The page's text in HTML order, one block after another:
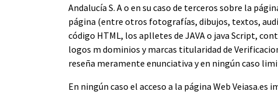
Andalucía S. A o en su caso de terceros sobre la
página (entre otros fotografías, dibujos, textos,
código HTML, los aplletes de JAVA o java Script,
logos m dominios y marcas titularidad de
reseña meramente enunciativa y en ningún caso
En ningún caso el acceso a la página Web